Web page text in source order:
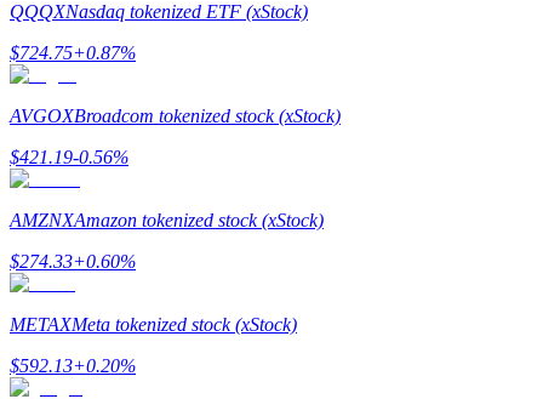
Stawianie
Wysokie zyski i natychmiastowy dostęp
QQQXNasdaq tokenized ETF (xStock)
$724.75+0.87%
AVGOXBroadcom tokenized stock (xStock)
$421.19-0.56%
AMZNXAmazon tokenized stock (xStock)
$274.33+0.60%
METAXMeta tokenized stock (xStock)
$592.13+0.20%